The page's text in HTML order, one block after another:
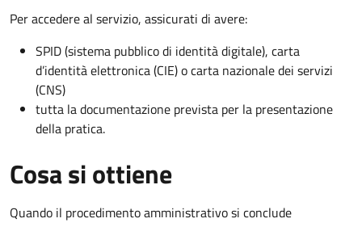
Per accedere al servizio, assicurati di avere:
SPID (sistema pubblico di identità digitale), carta
d’identità elettronica (CIE) o carta nazionale dei servizi
(CNS)
tutta la documentazione prevista per la presentazione
della pratica.
Cosa si ottiene
Quando il procedimento amministrativo si conclude